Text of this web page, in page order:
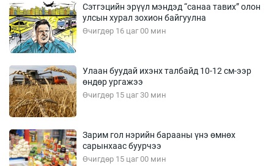
Сэтгэцийн эрүүл мэндэд “санаа тавих” олон
улсын хурал зохион байгуулна
Өчигдөр 16 цаг 00 мин
Улаан буудай ихэнх талбайд 10-12 см-ээр
өндөр ургажээ
Өчигдөр 15 цаг 30 мин
Зарим гол нэрийн барааны үнэ өмнөх
сарынхаас буурчээ
Өчигдөр 15 цаг 00 мин